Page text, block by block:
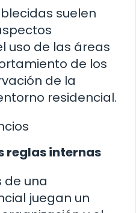
suelen
uso de las áreas
de los
de la
residencial.
reglas internas
de una
juegan un